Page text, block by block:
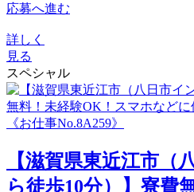
応募へ進む
詳しく
見る
スペシャル
【滋賀県東近江市（
ら徒歩10分）】寮費